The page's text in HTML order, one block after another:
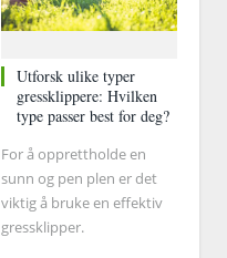
Utforsk ulike typer
gressklippere: Hvilken
type passer best for deg?
For å opprettholde en
sunn og pen plen er det
viktig å bruke en effektiv
gressklipper.